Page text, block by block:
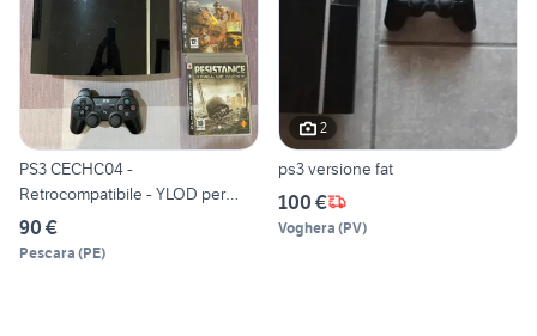
PS3 CECHC04 -
Retrocompatibile - YLOD per
ricambi
90 €
Pescara (PE)
2
ps3 versione fat
100 €
Voghera (PV)